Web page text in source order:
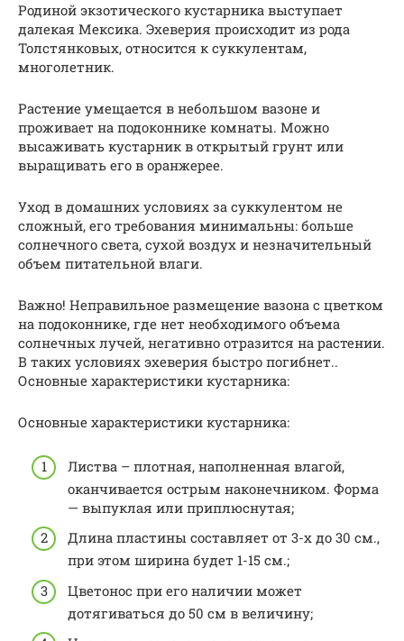
Родиной экзотического кустарника выступает
далекая Мексика. Эхеверия происходит из рода
Толстянковых, относится к суккулентам,
многолетник.
Растение умещается в небольшом вазоне и
проживает на подоконнике комнаты. Можно
высаживать кустарник в открытый грунт или
выращивать его в оранжерее.
Уход в домашних условиях за суккулентом не
сложный, его требования минимальны: больше
солнечного света, сухой воздух и незначительный
объем питательной влаги.
Важно! Неправильное размещение вазона с цветком
на подоконнике, где нет необходимого объема
солнечных лучей, негативно отразится на растении.
В таких условиях эхеверия быстро погибнет..
Основные характеристики кустарника:
Основные характеристики кустарника:
Листва – плотная, наполненная влагой,
оканчивается острым наконечником. Форма
— выпуклая или приплюснутая;
Длина пластины составляет от 3-х до 30 см.,
при этом ширина будет 1-15 см.;
Цветонос при его наличии может
дотягиваться до 50 см в величину;